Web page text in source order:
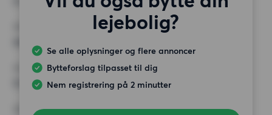
lejebolig?
Se alle oplysninger og flere annoncer
Bytteforslag tilpasset til dig
Nem registrering på 2 minutter
MIN. ANTAL KVADRATMETER
MAX HUSLEJE
5 000 kr.